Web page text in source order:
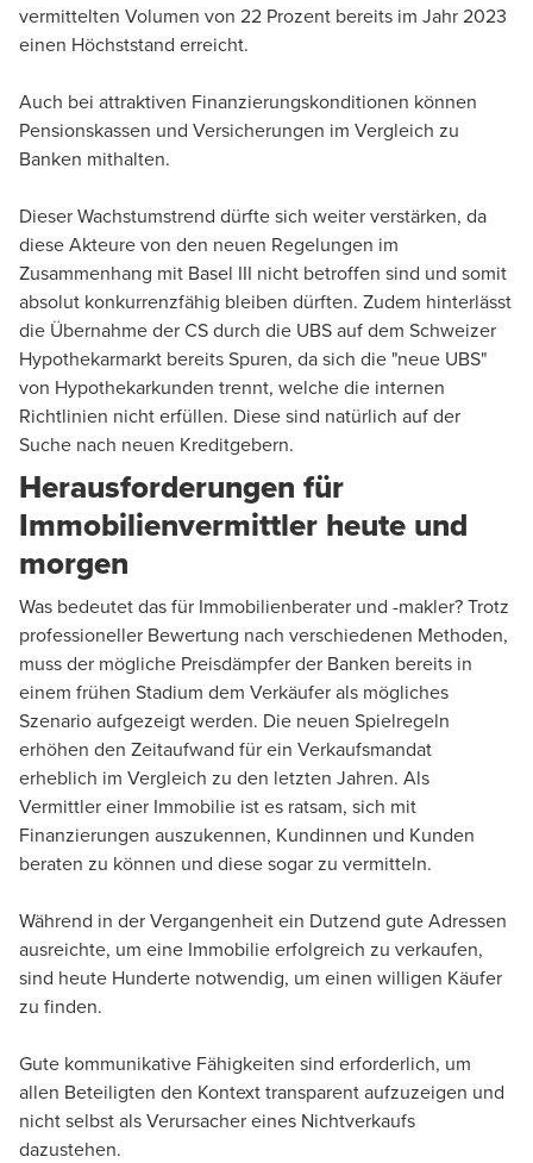
vermittelten Volumen von 22 Prozent bereits im Jahr 2023
einen Höchststand erreicht.
Auch bei attraktiven Finanzierungskonditionen können
Pensionskassen und Versicherungen im Vergleich zu
Banken mithalten.
Dieser Wachstumstrend dürfte sich weiter verstärken, da
diese Akteure von den neuen Regelungen im
Zusammenhang mit Basel III nicht betroffen sind und somit
absolut konkurrenzfähig bleiben dürften. Zudem hinterlässt
die Übernahme der CS durch die UBS auf dem Schweizer
Hypothekarmarkt bereits Spuren, da sich die "neue UBS"
von Hypothekarkunden trennt, welche die internen
Richtlinien nicht erfüllen. Diese sind natürlich auf der
Suche nach neuen Kreditgebern.
Herausforderungen für
Immobilienvermittler heute und
morgen
Was bedeutet das für Immobilienberater und -makler? Trotz
professioneller Bewertung nach verschiedenen Methoden,
muss der mögliche Preisdämpfer der Banken bereits in
einem frühen Stadium dem Verkäufer als mögliches
Szenario aufgezeigt werden. Die neuen Spielregeln
erhöhen den Zeitaufwand für ein Verkaufsmandat
erheblich im Vergleich zu den letzten Jahren. Als
Vermittler einer Immobilie ist es ratsam, sich mit
Finanzierungen auszukennen, Kundinnen und Kunden
beraten zu können und diese sogar zu vermitteln.
Während in der Vergangenheit ein Dutzend gute Adressen
ausreichte, um eine Immobilie erfolgreich zu verkaufen,
sind heute Hunderte notwendig, um einen willigen Käufer
zu finden.
Gute kommunikative Fähigkeiten sind erforderlich, um
allen Beteiligten den Kontext transparent aufzuzeigen und
nicht selbst als Verursacher eines Nichtverkaufs
dazustehen.